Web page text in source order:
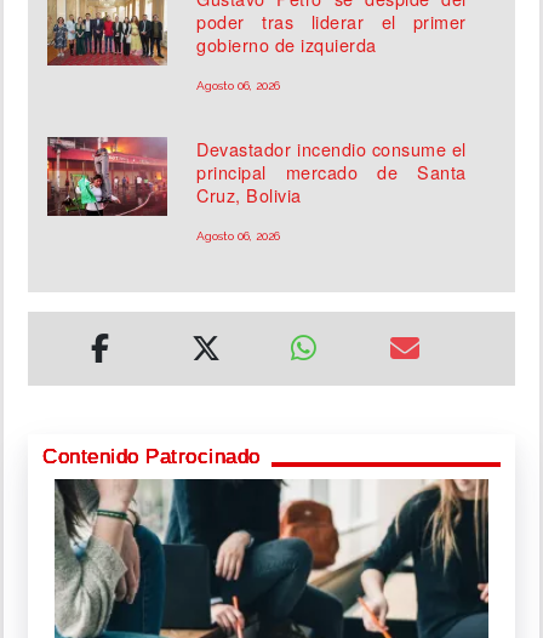
poder tras liderar el primer
gobierno de izquierda
Agosto 06, 2026
Devastador incendio consume el
principal mercado de Santa
Cruz, Bolivia
Agosto 06, 2026
Contenido Patrocinado